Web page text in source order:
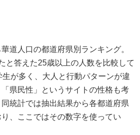
道人口の都道府県別ランキング。
と答えた25歳以上の人数を比較して
が多く、大人と行動パターンが違
県民性」というサイトの性格も考
統計では抽出結果から各都道府県
、ここではその数字を使ってい